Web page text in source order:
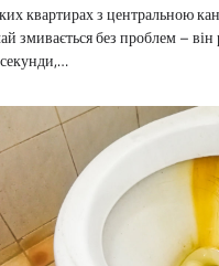
квартирах з центральною
змивається без проблем – він
секунди,…